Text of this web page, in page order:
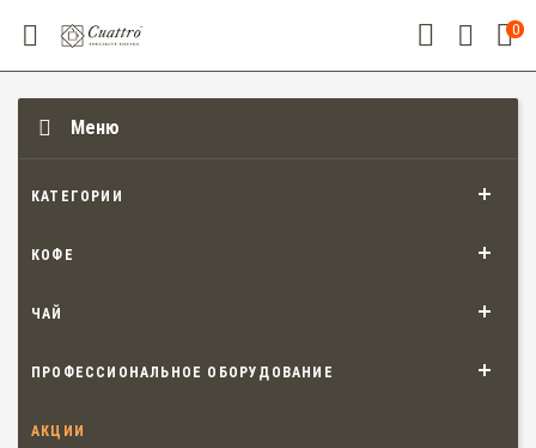
0
Меню
КАТЕГОРИИ
КОФЕ
ЧАЙ
ПРОФЕССИОНАЛЬНОЕ ОБОРУДОВАНИЕ
АКЦИИ